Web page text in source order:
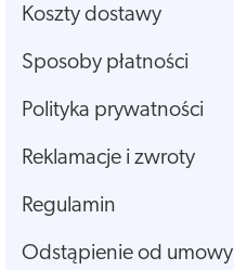
Koszty dostawy
Sposoby płatności
Polityka prywatności
Reklamacje i zwroty
Regulamin
Odstąpienie od umowy